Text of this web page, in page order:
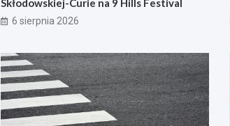
Skłodowskiej-Curie na 9 Hills Festival
6 sierpnia 2026